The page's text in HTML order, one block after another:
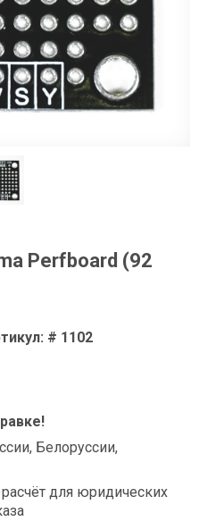
Perfboard (92
# 1102
Белоруссии,
для юридических